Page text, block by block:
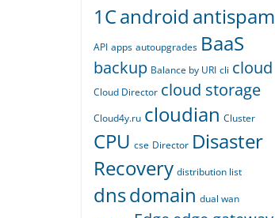
1Сandroid antispam
API apps autoupgrades BaaS
backup Balance by URI cli cloud
Cloud Director cloud storage
Cloud4y.ru cloudian Cluster
CPU cse Director Disaster
Recovery distribution list
dnsdomain dual wan